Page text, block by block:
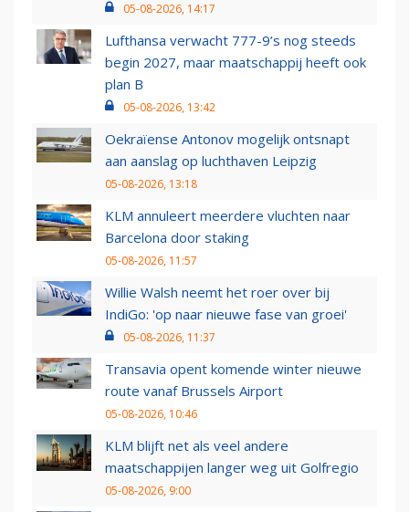
05-08-2026, 14:17
Lufthansa verwacht 777-9’s nog steeds
begin 2027, maar maatschappij heeft ook
plan B
05-08-2026, 13:42
Oekraïense Antonov mogelijk ontsnapt
aan aanslag op luchthaven Leipzig
05-08-2026, 13:18
KLM annuleert meerdere vluchten naar
Barcelona door staking
05-08-2026, 11:57
Willie Walsh neemt het roer over bij
IndiGo: 'op naar nieuwe fase van groei'
05-08-2026, 11:37
Transavia opent komende winter nieuwe
route vanaf Brussels Airport
05-08-2026, 10:46
KLM blijft net als veel andere
maatschappijen langer weg uit Golfregio
05-08-2026, 9:00